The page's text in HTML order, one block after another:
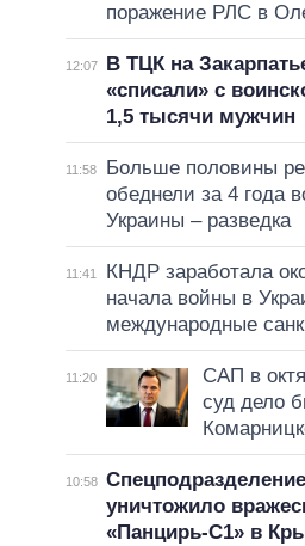
поражение РЛС в
12:07
В ТЦК на
«списали» с
1,5 тысячи мужчин
11:58
Больше половины
обеднели за 4 года
Украины – разведка
11:41
КНДР заработала
начала войны в
международные
11:20
САП в
суд дело
10:58
уничтожило
«Панцирь-С1» в